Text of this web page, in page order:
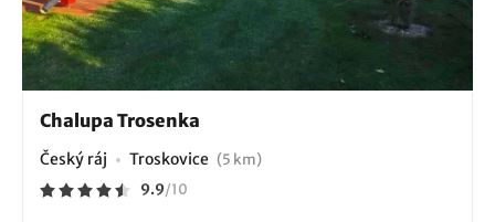
Chalupa Trosenka
Český ráj Troskovice (5 km)
9.9/10